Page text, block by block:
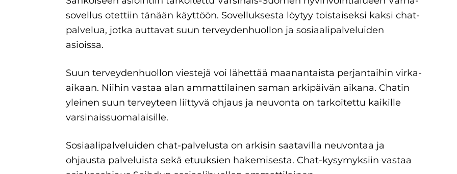
sovellus otettiin tänään käyttöön. Sovelluksesta löytyy toistaiseksi kaksi chat-
palvelua, jotka auttavat suun terveydenhuollon ja sosiaalipalveluiden
asioissa.
Suun terveydenhuollon viestejä voi lähettää maanantaista perjantaihin virka-
aikaan. Niihin vastaa alan ammattilainen saman arkipäivän aikana. Chatin
yleinen suun terveyteen liittyvä ohjaus ja neuvonta on tarkoitettu kaikille
varsinaissuomalaisille.
Sosiaalipalveluiden chat-palvelusta on arkisin saatavilla neuvontaa ja
ohjausta palveluista sekä etuuksien hakemisesta. Chat-kysymyksiin vastaa